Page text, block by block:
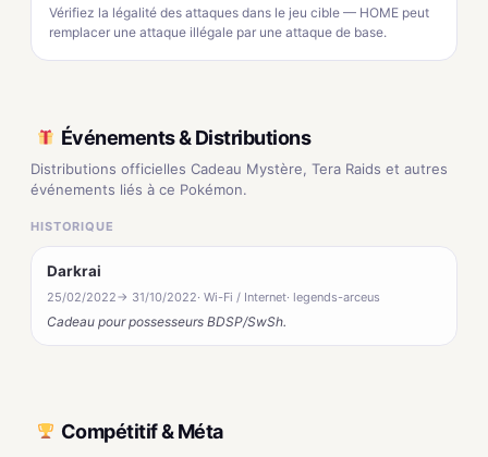
Vérifiez la légalité des attaques dans le jeu cible — HOME peut
remplacer une attaque illégale par une attaque de base.
Événements & Distributions
Distributions officielles Cadeau Mystère, Tera Raids et autres
événements liés à ce Pokémon.
HISTORIQUE
Darkrai
25/02/2022→ 31/10/2022· Wi-Fi / Internet· legends-arceus
Cadeau pour possesseurs BDSP/SwSh.
Compétitif & Méta